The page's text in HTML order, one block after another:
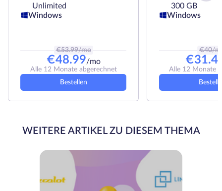
Unlimited
Windows
€53.99/mo
€48.99/mo
Alle 12 Monate abgerechnet
Bestellen
300 GB
Windows
€40/
€
Alle 12 Monate
WEITERE ARTIKEL ZU DIESEM THEMA